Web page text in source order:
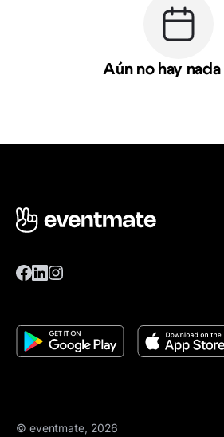
Aún no hay nada
© eventmate, 2026